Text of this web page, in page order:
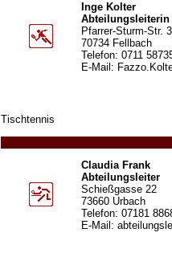
Inge Kolter
Abteilungsleiterin
Pfarrer-Sturm-Str.
70734 Fellbach
Telefon: 0711
E-Mail:
Tischtennis
Claudia Frank
Abteilungsleiter
Schießgasse 22
73660 Urbach
Telefon: 07181
E-Mail: